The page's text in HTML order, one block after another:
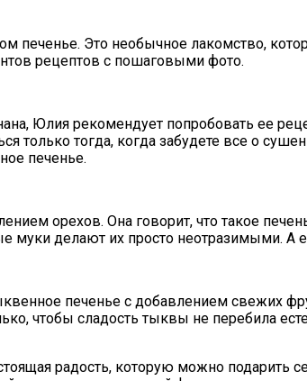
Это необычное лакомство,
рецептов с пошаговыми фото.
Юлия рекомендует попробовать ее
только тогда, когда забудете все о
печенье.
орехов. Она говорит, что такое
муки делают их просто неотразимыми.
печенье с добавлением свежих
чтобы сладость тыквы не перебила
радость, которую можно подарить